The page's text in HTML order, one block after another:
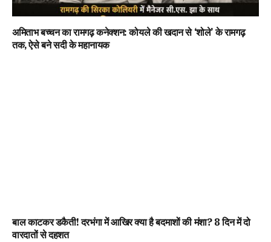
अमिताभ बच्चन का रामगढ़ कनेक्शन: कोयले की खदान से ‘शोले’ के रामगढ़
तक, ऐसे बने सदी के महानायक
बाल काटकर डकैती! दरभंगा में आखिर क्या है बदमाशों की मंशा? 8 दिन में दो
वारदातों से दहशत